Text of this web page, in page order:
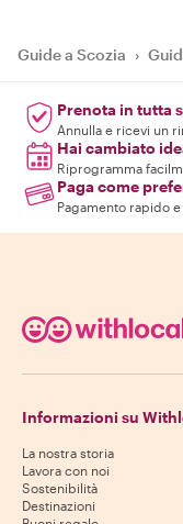
Guide a Scozia ›
Prenota in tutta
Annulla e ricevi un
Hai cambiato
Riprogramma
Paga come
Pagamento rapido
Informazioni su
La nostra storia
Lavora con noi
Sostenibilità
Destinazioni